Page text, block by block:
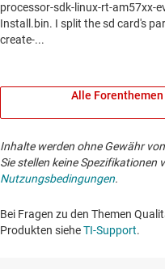
Alle
Inhalte werden ohne Gewähr
Sie stellen keine Spezifikationen
Nutzungsbedingungen.
Bei Fragen zu den Themen
Produkten sieheTI-Support. ​​​​​​​​​​​​​​